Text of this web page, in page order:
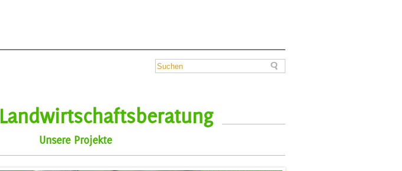
Landwirtschaftsberatung
Unsere Projekte